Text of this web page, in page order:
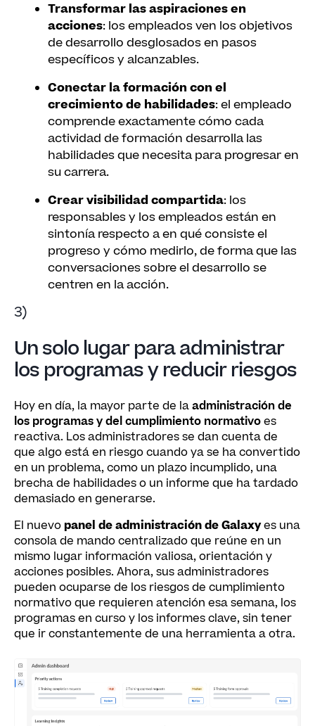
Transformar las aspiraciones en
acciones: los empleados ven los objetivos
de desarrollo desglosados en pasos
específicos y alcanzables.
Conectar la formación con el
crecimiento de habilidades: el empleado
comprende exactamente cómo cada
actividad de formación desarrolla las
habilidades que necesita para progresar en
su carrera.
Crear visibilidad compartida: los
responsables y los empleados están en
sintonía respecto a en qué consiste el
progreso y cómo medirlo, de forma que las
conversaciones sobre el desarrollo se
centren en la acción.
3)
Un solo lugar para administrar
los programas y reducir riesgos
Hoy en día, la mayor parte de laadministración de
los programas y del cumplimiento normativoes
reactiva. Los administradores se dan cuenta de
que algo está en riesgo cuando ya se ha convertido
en un problema, como un plazo incumplido, una
brecha de habilidades o un informe que ha tardado
demasiado en generarse.
El nuevo panel de administración de Galaxyes una
consola de mando centralizado que reúne en un
mismo lugar información valiosa, orientación y
acciones posibles. Ahora, sus administradores
pueden ocuparse de los riesgos de cumplimiento
normativo que requieren atención esa semana, los
programas en curso y los informes clave, sin tener
que ir constantemente de una herramienta a otra.